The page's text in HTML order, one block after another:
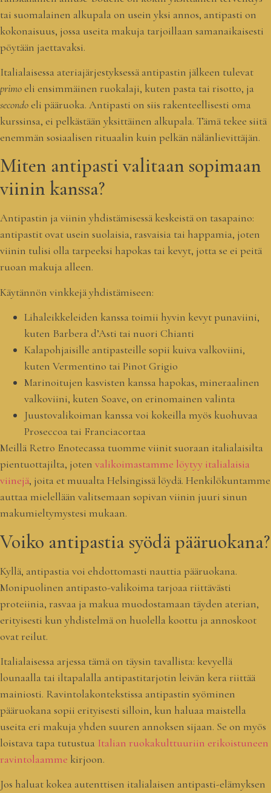
tai suomalainen alkupala on usein yksi annos, antipasti on
kokonaisuus, jossa useita makuja tarjoillaan samanaikaisesti
pöytään jaettavaksi.
Italialaisessa ateriajärjestyksessä antipastin jälkeen tulevat
primo eli ensimmäinen ruokalaji, kuten pasta tai risotto, ja
secondo eli pääruoka. Antipasti on siis rakenteellisesti oma
kurssinsa, ei pelkästään yksittäinen alkupala. Tämä tekee siitä
enemmän sosiaalisen rituaalin kuin pelkän nälänlievittäjän.
Miten antipasti valitaan sopimaan
viinin kanssa?
Antipastin ja viinin yhdistämisessä keskeistä on tasapaino:
antipastit ovat usein suolaisia, rasvaisia tai happamia, joten
viinin tulisi olla tarpeeksi hapokas tai kevyt, jotta se ei peitä
ruoan makuja alleen.
Käytännön vinkkejä yhdistämiseen:
Lihaleikkeleiden kanssa toimii hyvin kevyt punaviini,
kuten Barbera d’Asti tai nuori Chianti
Kalapohjaisille antipasteille sopii kuiva valkoviini,
kuten Vermentino tai Pinot Grigio
Marinoitujen kasvisten kanssa hapokas, mineraalinen
valkoviini, kuten Soave, on erinomainen valinta
Juustovalikoiman kanssa voi kokeilla myös kuohuvaa
Proseccoa tai Franciacortaa
Meillä Retro Enotecassa tuomme viinit suoraan italialaisilta
pientuottajilta, joten valikoimastamme löytyy italialaisia
viinejä, joita et muualta Helsingissä löydä. Henkilökuntamme
auttaa mielellään valitsemaan sopivan viinin juuri sinun
makumieltymystesi mukaan.
Voiko antipastia syödä pääruokana?
Kyllä, antipastia voi ehdottomasti nauttia pääruokana.
Monipuolinen antipasto-valikoima tarjoaa riittävästi
proteiinia, rasvaa ja makua muodostamaan täyden aterian,
erityisesti kun yhdistelmä on huolella koottu ja annoskoot
ovat reilut.
Italialaisessa arjessa tämä on täysin tavallista: kevyellä
lounaalla tai iltapalalla antipastitarjotin leivän kera riittää
mainiosti. Ravintolakontekstissa antipastin syöminen
pääruokana sopii erityisesti silloin, kun haluaa maistella
useita eri makuja yhden suuren annoksen sijaan. Se on myös
loistava tapa tutustua Italian ruokakulttuuriin erikoistuneen
ravintolaamme kirjoon.
Jos haluat kokea autenttisen italialaisen antipasti-elämyksen